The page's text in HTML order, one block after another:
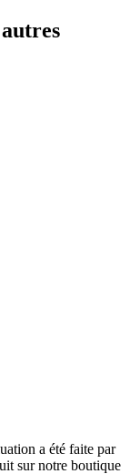
a été faite par
sur notre boutique